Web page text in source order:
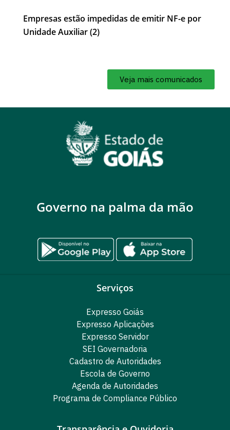
Empresas estão impedidas de emitir NF-e por
Unidade Auxiliar (2)
Veja mais comunicados
Governo na palma da mão
Serviços
Expresso Goiás
Expresso Aplicações
Expresso Servidor
SEI Governadoria
Cadastro de Autoridades
Escola de Governo
Agenda de Autoridades
Programa de Compliance Público